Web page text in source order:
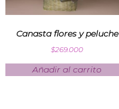
Canasta flores y peluche
$269.000
Añadir al carrito